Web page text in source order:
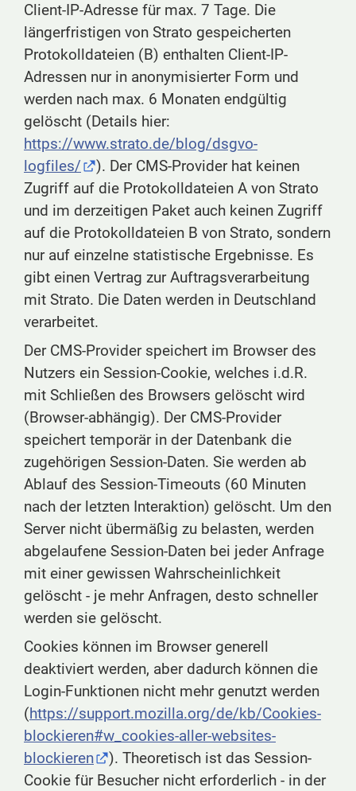
Client-IP-Adresse für max. 7 Tage. Die
längerfristigen von Strato gespeicherten
Protokolldateien (B) enthalten Client-IP-
Adressen nur in anonymisierter Form und
werden nach max. 6 Monaten endgültig
gelöscht (Details hier:
https://www.strato.de/blog/dsgvo-
logfiles/
). Der CMS-Provider hat keinen
Zugriff auf die Protokolldateien A von Strato
und im derzeitigen Paket auch keinen Zugriff
auf die Protokolldateien B von Strato, sondern
nur auf einzelne statistische Ergebnisse. Es
gibt einen Vertrag zur Auftragsverarbeitung
mit Strato. Die Daten werden in Deutschland
verarbeitet.
Der CMS-Provider speichert im Browser des
Nutzers ein Session-Cookie, welches i.d.R.
mit Schließen des Browsers gelöscht wird
(Browser-abhängig). Der CMS-Provider
speichert temporär in der Datenbank die
zugehörigen Session-Daten. Sie werden ab
Ablauf des Session-Timeouts (60 Minuten
nach der letzten Interaktion) gelöscht. Um den
Server nicht übermäßig zu belasten, werden
abgelaufene Session-Daten bei jeder Anfrage
mit einer gewissen Wahrscheinlichkeit
gelöscht - je mehr Anfragen, desto schneller
werden sie gelöscht.
Cookies können im Browser generell
deaktiviert werden, aber dadurch können die
Login-Funktionen nicht mehr genutzt werden
(https://support.mozilla.org/de/kb/Cookies-
blockieren#w_cookies-aller-websites-
blockieren
). Theoretisch ist das Session-
Cookie für Besucher nicht erforderlich - in der